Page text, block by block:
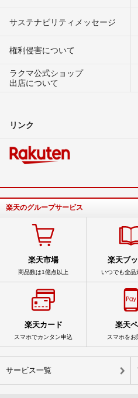
サステナビリティメッセージ
権利侵害について
ラクマ公式ショップ
出店について
リンク
楽天のグループサービス
楽天市場
商品数は1億点以上
楽天ブ
いつでも全品
楽天カード
スマホでカンタン申込
楽天
スマホをお
サービス一覧